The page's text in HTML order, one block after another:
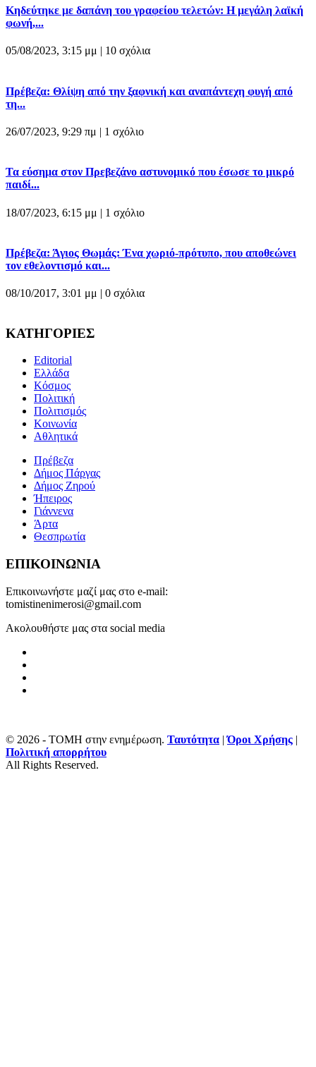
Κηδεύτηκε με δαπάνη του γραφείου τελετών: Η μεγάλη λαϊκή
φωνή,...
05/08/2023, 3:15 μμ | 10 σχόλια
Πρέβεζα: Θλίψη από την ξαφνική και αναπάντεχη φυγή από
τη...
26/07/2023, 9:29 πμ | 1 σχόλιο
Τα εύσημα στον Πρεβεζάνο αστυνομικό που έσωσε το μικρό
παιδί...
18/07/2023, 6:15 μμ | 1 σχόλιο
Πρέβεζα: Άγιος Θωμάς: Ένα χωριό-πρότυπο, που αποθεώνει
τον εθελοντισμό και...
08/10/2017, 3:01 μμ | 0 σχόλια
ΚΑΤΗΓΟΡΙΕΣ
Editorial
Ελλάδα
Κόσμος
Πολιτική
Πολιτισμός
Κοινωνία
Αθλητικά
Πρέβεζα
Δήμος Πάργας
Δήμος Ζηρού
Ήπειρος
Γιάννενα
Άρτα
Θεσπρωτία
ΕΠΙΚΟΙΝΩΝΙΑ
Επικοινωνήστε μαζί μας στο e-mail:
tomistinenimerosi@gmail.com
Ακολουθήστε μας στα social media
© 2026 - ΤΟΜΗ στην ενημέρωση. Ταυτότητα |Όροι Χρήσης |
Πολιτική απορρήτου
All Rights Reserved.